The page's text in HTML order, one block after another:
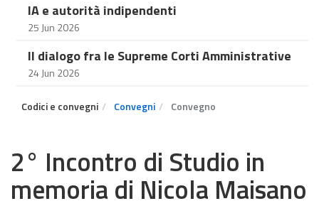
IA e autorità indipendenti
25 Jun 2026
Il dialogo fra le Supreme Corti Amministrative
24 Jun 2026
Codici e convegni Convegni Convegno
2° Incontro di Studio in
memoria di Nicola Maisano